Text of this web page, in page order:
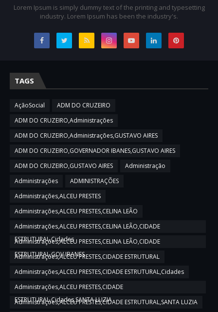
Lorem Ipsum is simply dummy text of the printing and typesetting
industry. Lorem Ipsum has been the industry's.
TAGS
AçãoSocial
ADM DO CRUZEIRO
ADM DO CRUZEIRO,Administrações
ADM DO CRUZEIRO,Administrações,GUSTAVO AIRES
ADM DO CRUZEIRO,GOVERNADOR IBANES,GUSTAVO AIRES
ADM DO CRUZEIRO,GUSTAVO AIRES
Administração
Administrações
ADMINISTRAÇÕES
Administrações,ALCEU PRESTES
Administrações,ALCEU PRESTES,CELINA LEÃO
Administrações,ALCEU PRESTES,CELINA LEÃO,CIDADE
ESTRUTURAL,Cidades
Administrações,ALCEU PRESTES,CELINA LEÃO,CIDADE
ESTRUTURAL,GOV IBANES
Administrações,ALCEU PRESTES,CIDADE ESTRUTURAL
Administrações,ALCEU PRESTES,CIDADE ESTRUTURAL,Cidades
Administrações,ALCEU PRESTES,CIDADE
ESTRUTURAL,Cidades,SANTA LUZIA
Administrações,ALCEU PRESTES,CIDADE ESTRUTURAL,SANTA LUZIA